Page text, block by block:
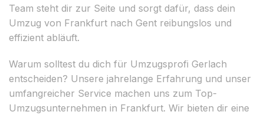
Team steht dir zur Seite und sorgt dafür, dass dein
Umzug von Frankfurt nach Gent reibungslos und
effizient abläuft.
Warum solltest du dich für Umzugsprofi Gerlach
entscheiden? Unsere jahrelange Erfahrung und unser
umfangreicher Service machen uns zum Top-
Umzugsunternehmen in Frankfurt. Wir bieten dir eine